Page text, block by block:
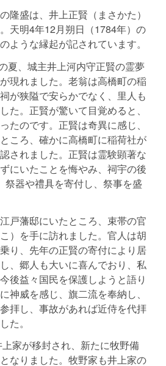
隆盛は、井上正賢（まさかた）
天明4年12月朔日（1784年）の
ような縁起が記されています。
夏、城主井上河内守正賢の霊夢
現れました。老翁は高橋町の稲
が狭隘で安らかでなく、里人も
た。正賢が驚いて目覚めると、
たのです。正賢は奇異に感じ、
ころ、確かに高橋町に稲荷社が
されました。正賢は霊験顕著な
にいたことを悔やみ、祠宇の後
祭器や禮具を寄付し、祭事を盛
戸藩邸にいたところ、束帯の官
）を手に訪れました。官人は胡
り、先年の正賢の寄付により居
、郷人も大いに喜んでおり、私
後益々国民を保護しようと語り
神威を感じ、旗二流を奉納し、
拝し、事故があれば近侍を代拝
た。
家が移封され、新たに牧野備
なりました。牧野家も井上家の